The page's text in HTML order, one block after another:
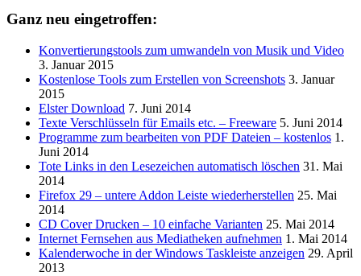
Ganz neu eingetroffen:
Konvertierungstools zum umwandeln von Musik und Video
3. Januar 2015
Kostenlose Tools zum Erstellen von Screenshots 3. Januar
2015
Elster Download 7. Juni 2014
Texte Verschlüsseln für Emails etc. – Freeware 5. Juni 2014
Programme zum bearbeiten von PDF Dateien – kostenlos 1.
Juni 2014
Tote Links in den Lesezeichen automatisch löschen 31. Mai
2014
Firefox 29 – untere Addon Leiste wiederherstellen 25. Mai
2014
CD Cover Drucken – 10 einfache Varianten 25. Mai 2014
Internet Fernsehen aus Mediatheken aufnehmen 1. Mai 2014
Kalenderwoche in der Windows Taskleiste anzeigen 29. April
2013